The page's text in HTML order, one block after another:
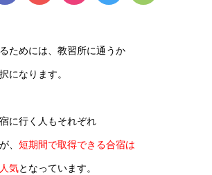
ためには、教習所に通うか
になります。
に行く人もそれぞれ
、 短期間で取得できる合宿は
気となっています。